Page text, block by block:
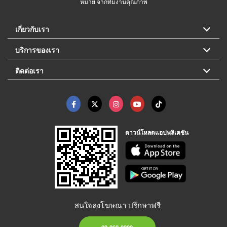
เกี่ยวกับเรา
บริการของเรา
ติดต่อเรา
ดาวน์โหลดแอปพลิเคชัน
สนใจลงโฆษณา ปรึกษาฟรี